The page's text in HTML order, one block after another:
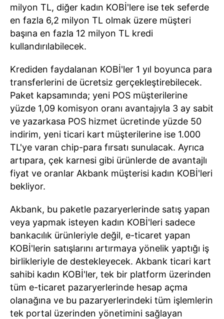
milyon TL, diğer kadın KOBİ'lere ise tek seferde
en fazla 6,2 milyon TL olmak üzere müşteri
başına en fazla 12 milyon TL kredi
kullandırılabilecek.
Krediden faydalanan KOBİ'ler 1 yıl boyunca para
transferlerini de ücretsiz gerçekleştirebilecek.
Paket kapsamında; yeni POS müşterilerine
yüzde 1,09 komisyon oranı avantajıyla 3 ay sabit
ve yazarkasa POS hizmet ücretinde yüzde 50
indirim, yeni ticari kart müşterilerine ise 1.000
TL'ye varan chip-para fırsatı sunulacak. Ayrıca
artıpara, çek karnesi gibi ürünlerde de avantajlı
fiyat ve oranlar Akbank müşterisi kadın KOBİ'leri
bekliyor.
Akbank, bu paketle pazaryerlerinde satış yapan
veya yapmak isteyen kadın KOBİ'leri sadece
bankacılık ürünleriyle değil, e-ticaret yapan
KOBİ'lerin satışlarını artırmaya yönelik yaptığı iş
birlikleriyle de destekleyecek. Akbank ticari kart
sahibi kadın KOBİ'ler, tek bir platform üzerinden
tüm e-ticaret pazaryerlerinde hesap açma
olanağına ve bu pazaryerlerindeki tüm işlemlerin
tek portal üzerinden yönetimini sağlayan